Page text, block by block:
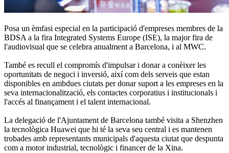
Posa un èmfasi especial en la participació d'empreses membres de la
BDSA a la fira Integrated Systems Europe (ISE), la major fira de
l'audiovisual que se celebra anualment a Barcelona, i al MWC.
També es recull el compromís d'impulsar i donar a conèixer les
oportunitats de negoci i inversió, així com dels serveis que estan
disponibles en ambdues ciutats per donar suport a les empreses en la
seva internacionalització, els contactes corporatius i institucionals i
l'accés al finançament i el talent internacional.
La delegació de l'Ajuntament de Barcelona també visita a Shenzhen
la tecnològica Huawei que hi té la seva seu central i es mantenen
trobades amb representants municipals d'aquesta ciutat que despunta
com a motor industrial, tecnològic i financer de la Xina.